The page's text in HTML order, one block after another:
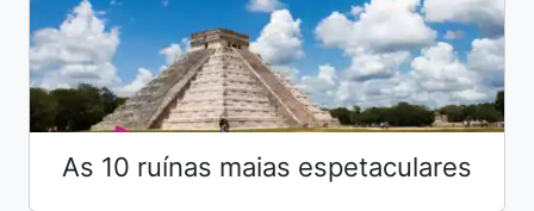
As 10 ruínas maias espetaculares